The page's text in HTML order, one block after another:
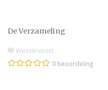
De Verzameling
Westervoort
0 beoordeling